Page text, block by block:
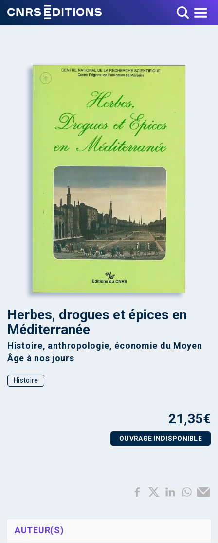
Toggle Menu
+
Herbes, drogues et épices en
Méditerranée
Histoire, anthropologie, économie du Moyen
Âge à nos jours
Histoire
21,35€
OUVRAGE INDISPONIBLE
AUTEUR(S)